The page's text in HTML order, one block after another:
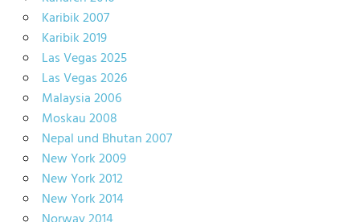
Karibik 2007
Karibik 2019
Las Vegas 2025
Las Vegas 2026
Malaysia 2006
Moskau 2008
Nepal und Bhutan 2007
New York 2009
New York 2012
New York 2014